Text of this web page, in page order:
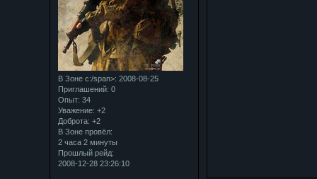
В Зоне с:/span>: 2008-08-25
Приглашений: 0
Опыт: 34
Уважение: +2
Доброта: +2
В Зоне провёл:
2 часа 2 минуты
Прошлый рейд:
2008-12-28 23:26:10